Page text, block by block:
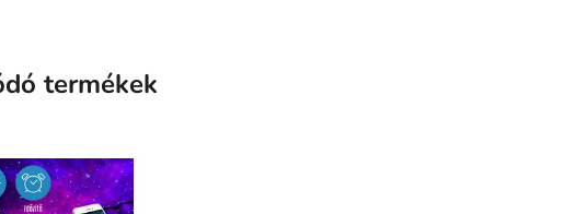
termékek